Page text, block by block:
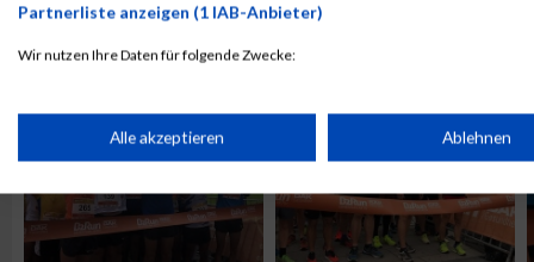
Partnerliste anzeigen (1 IAB-Anbieter)
Wir nutzen Ihre Daten für folgende Zwecke:
Speichern von oder Zugriff auf Informationen auf einem
Verwendung reduzierter Daten zur Auswahl von
Alle akzeptieren Ablehnen